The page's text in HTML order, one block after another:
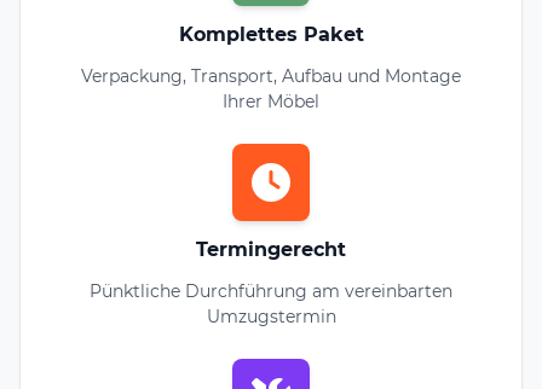
Komplettes Paket
Verpackung, Transport, Aufbau und Montage
Ihrer Möbel
Termingerecht
Pünktliche Durchführung am vereinbarten
Umzugstermin